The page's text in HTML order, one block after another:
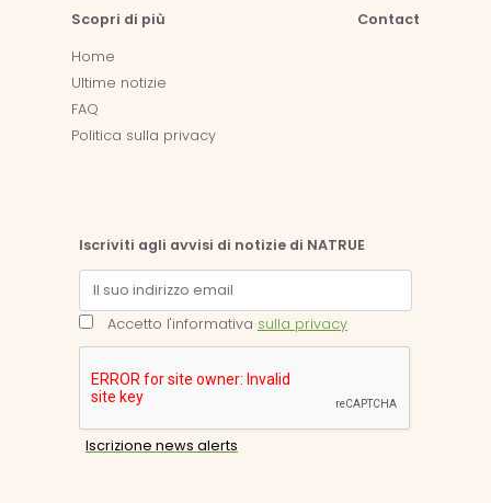
Scopri di più
Home
Ultime notizie
FAQ
Politica sulla privacy
Contact
Iscriviti agli avvisi di notizie di NATRUE
Accetto l'informativa sulla privacy